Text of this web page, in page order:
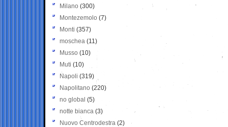
Milano (300)
Montezemolo (7)
Monti (357)
moschea (11)
Musso (10)
Muti (10)
Napoli (319)
Napolitano (220)
no global (5)
notte bianca (3)
Nuovo Centrodestra (2)